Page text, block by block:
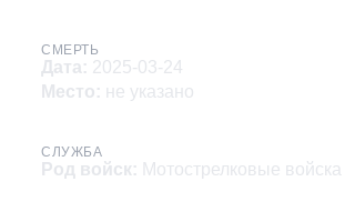
СМЕРТЬ
Дата: 2025-03-24
Место: не указано
СЛУЖБА
Род войск: Мотострелковые войска